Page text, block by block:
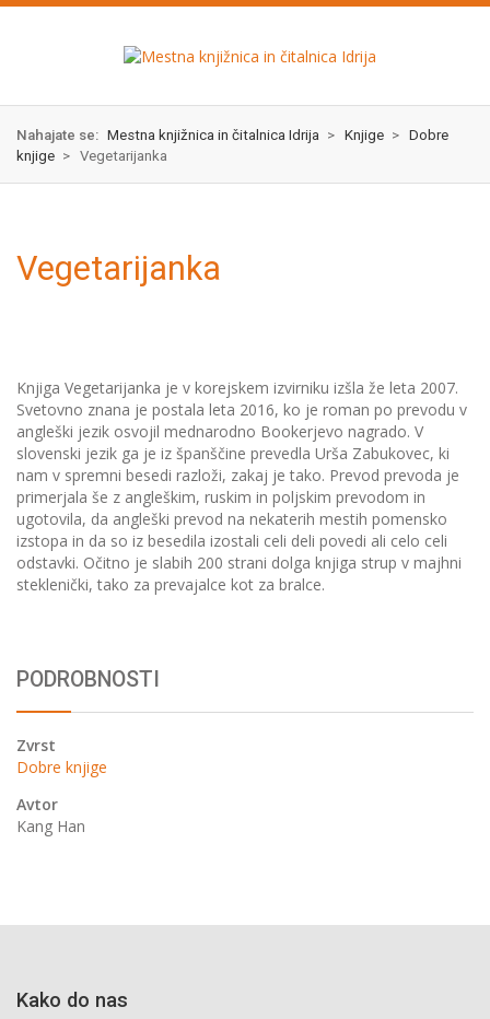
Skok
izjava
Nahajate se: Mestna knjižnica in čitalnica Idrija > Knjige > Dobre
knjige > Vegetarijanka
Vegetarijanka
Knjiga Vegetarijanka je v korejskem izvirniku izšla že leta 2007.
Svetovno znana je postala leta 2016, ko je roman po prevodu v
angleški jezik osvojil mednarodno Bookerjevo nagrado. V
slovenski jezik ga je iz španščine prevedla Urša Zabukovec, ki
nam v spremni besedi razloži, zakaj je tako. Prevod prevoda je
primerjala še z angleškim, ruskim in poljskim prevodom in
ugotovila, da angleški prevod na nekaterih mestih pomensko
izstopa in da so iz besedila izostali celi deli povedi ali celo celi
odstavki. Očitno je slabih 200 strani dolga knjiga strup v majhni
steklenički, tako za prevajalce kot za bralce.
PODROBNOSTI
Zvrst
Dobre knjige
Avtor
Kang Han
Kako do nas